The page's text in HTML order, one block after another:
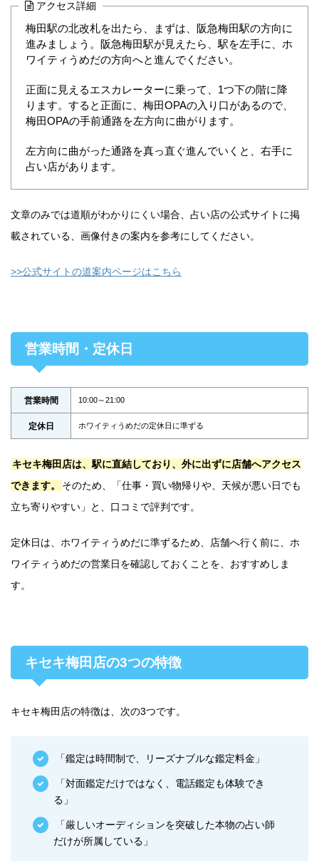
アクセス詳細
梅田駅の北改札を出たら、まずは、阪急梅田駅の方向に
進みましょう。阪急梅田駅が見えたら、駅を左手に、ホ
ワイティうめだの方向へと進んでください。
正面に見えるエスカレーターに乗って、1つ下の階に降
ります。すると正面に、梅田OPAの入り口があるので、
梅田OPAの手前通路を左方向に曲がります。
左方向に曲がった通路を真っ直ぐ進んでいくと、右手に
占い店があります。
文章のみでは道順がわかりにくい場合、占い店の公式サイトに掲
載されている、画像付きの案内を参考にしてください。
>>公式サイトの道案内ページはこちら
営業時間・定休日
営業時間 10:00～21:00
定休日 ホワイティうめだの定休日に準ずる
キセキ梅田店は、駅に直結しており、外に出ずに店舗へアクセス
できます。
そのため、「仕事・買い物帰りや、天候が悪い日でも
立ち寄りやすい」と、口コミで評判です。
定休日は、ホワイティうめだに準ずるため、店舗へ行く前に、ホ
ワイティうめだの営業日を確認しておくことを、おすすめしま
す。
キセキ梅田店の3つの特徴
キセキ梅田店の特徴は、次の3つです。
「鑑定は時間制で、リーズナブルな鑑定料金」
「対面鑑定だけではなく、電話鑑定も体験でき
る」
「厳しいオーディションを突破した本物の占い師
だけが所属している」